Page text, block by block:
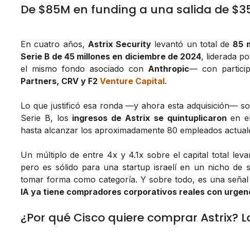
De $85M en funding a una salida de
En cuatro años, Astrix Security levantó un total de 85
Serie B de 45 millones en diciembre de 2024, liderada
el mismo fondo asociado conAnthropic— con
Partners, CRV y F2 Venture Capital.
Lo que justificó esa ronda —y ahora esta adquisición—
Serie B, los ingresos de Astrix se quintuplicaron en
hasta alcanzar los aproximadamente 80 empleados
Un múltiplo de entre 4x y 4.1x sobre el capital total
pero es sólido para una startup israelí en un nicho de
tomar forma como categoría. Y sobre todo, es una señal
IA ya tiene compradores corporativos reales con
¿Por qué Cisco quiere comprar Astrix?